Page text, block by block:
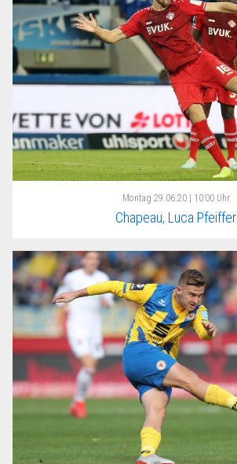
Montag 29.06.20 | 10:00 Uhr
Chapeau, Luca Pfeiffer